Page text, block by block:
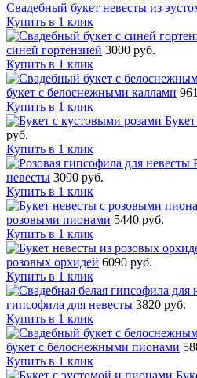
Свадебный букет невесты из
Купить в 1 клик
синей гортензией 3000 руб.
Купить в 1 клик
букет с белоснежными каллами
Купить в 1 клик
руб.
Купить в 1 клик
невесты 3090 руб.
Купить в 1 клик
розовыми пионами 5440 руб.
Купить в 1 клик
розовых орхидей 6090 руб.
Купить в 1 клик
гипсофила для невесты 3820 руб.
Купить в 1 клик
букет с белоснежными пионами
Купить в 1 клик